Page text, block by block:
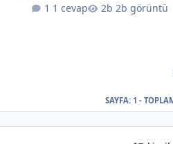
1 cevap 2b görüntü
SAYFA: 1 -